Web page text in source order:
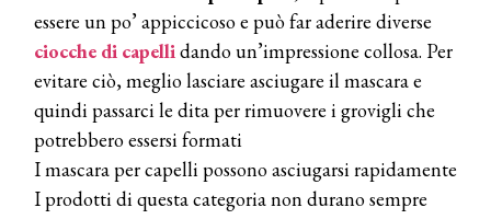
essere un po’ appiccicoso e può far aderire diverse
ciocche di capellidando un’impressione collosa. Per
evitare ciò, meglio lasciare asciugare il mascara e
quindi passarci le dita per rimuovere i grovigli che
potrebbero essersi formati
I mascara per capelli possono asciugarsi rapidamente
I prodotti di questa categoria non durano sempre